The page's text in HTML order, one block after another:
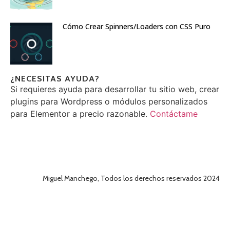
Cómo Crear Spinners/Loaders con CSS Puro
¿NECESITAS AYUDA?
Si requieres ayuda para desarrollar tu sitio web, crear
plugins para Wordpress o módulos personalizados
para Elementor a precio razonable. Contáctame
Miguel Manchego, Todos los derechos reservados 2024